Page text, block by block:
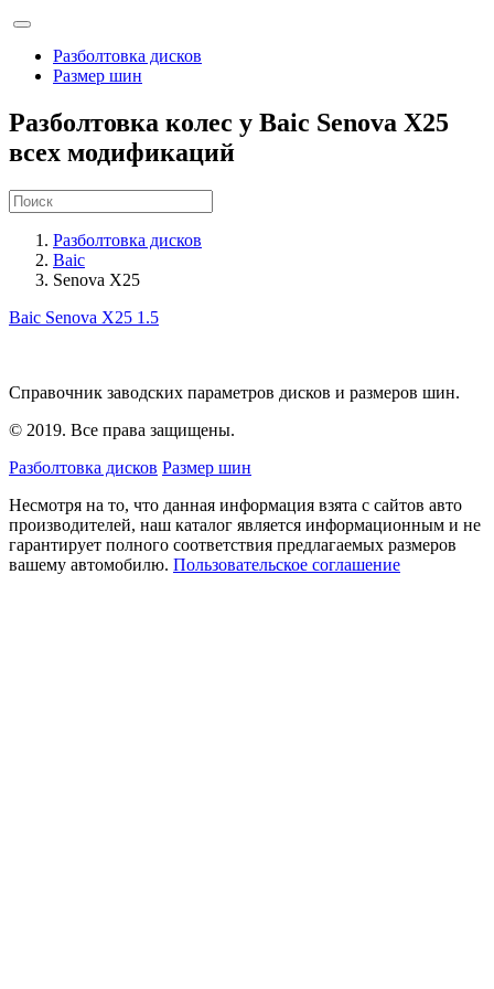
Разболтовка дисков
Размер шин
Разболтовка колес у Baic Senova X25
всех модификаций
Разболтовка дисков
Baic
Senova X25
Baic Senova X25 1.5
Справочник заводских параметров дисков и размеров шин.
© 2019. Все права защищены.
Разболтовка дисков Размер шин
Несмотря на то, что данная информация взята с сайтов авто
производителей, наш каталог является информационным и не
гарантирует полного соответствия предлагаемых размеров
вашему автомобилю. Пользовательское соглашение